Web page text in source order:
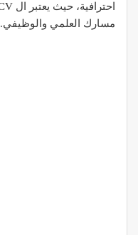
مسارك العلمي والوظيفي.